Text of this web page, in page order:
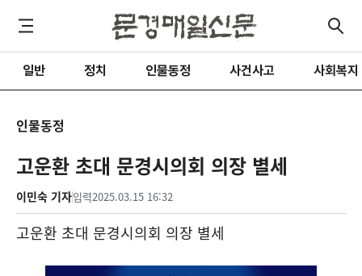
일반 정치 인물동정 사건사고 사회복지
인물동정
고운환 초대 문경시의회 의장 별세
이민숙 기자입력2025.03.15 16:32
고운환 초대 문경시의회 의장 별세